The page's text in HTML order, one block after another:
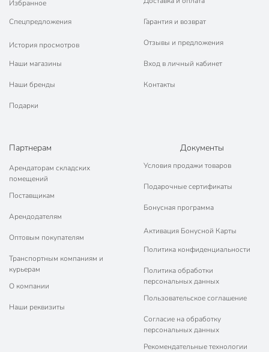
Избранное
Спецпредложения
История просмотров
Наши магазины
Наши бренды
Подарки
Гарантия и возврат
Отзывы и предложения
Вход в личный кабинет
Контакты
Партнерам
Арендаторам складских
помещений
Поставщикам
Арендодателям
Оптовым покупателям
Транспортным компаниям и
курьерам
О компании
Наши реквизиты
Документы
Условия продажи товаров
Подарочные сертификаты
Бонусная программа
Активация Бонусной Карты
Политика конфиденциальности
Политика обработки
персональных данных
Пользовательское соглашение
Согласие на обработку
персональных данных
Рекомендательные технологии